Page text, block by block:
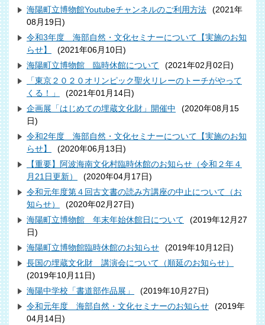
海陽町立博物館Youtubeチャンネルのご利用方法
(2021年
08月19日)
令和3年度 海部自然・文化セミナーについて【実施のお知
らせ】
(2021年06月10日)
海陽町立博物館 臨時休館について
(2021年02月02日)
「東京２０２０オリンピック聖火リレーのトーチがやって
くる！」
(2021年01月14日)
企画展「はじめての埋蔵文化財」開催中
(2020年08月15
日)
令和2年度 海部自然・文化セミナーについて【実施のお知
らせ】
(2020年06月13日)
【重要】阿波海南文化村臨時休館のお知らせ（令和２年４
月21日更新）
(2020年04月17日)
令和元年度第４回古文書の読み方講座の中止について（お
知らせ）
(2020年02月27日)
海陽町立博物館 年末年始休館日について
(2019年12月27
日)
海陽町立博物館臨時休館のお知らせ
(2019年10月12日)
長国の埋蔵文化財 講演会について（順延のお知らせ）
(2019年10月11日)
海陽中学校「書道部作品展」
(2019年10月27日)
令和元年度 海部自然・文化セミナーのお知らせ
(2019年
04月14日)